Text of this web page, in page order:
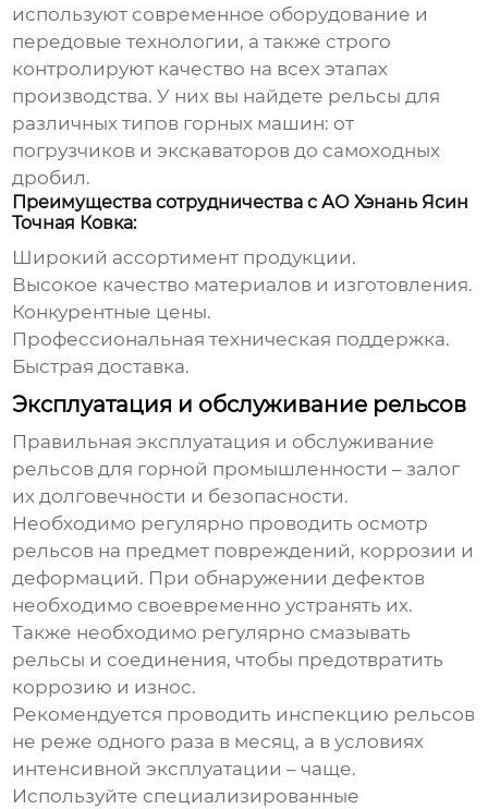
используют современное оборудование и
передовые технологии, а также строго
контролируют качество на всех этапах
производства. У них вы найдете рельсы для
различных типов горных машин: от
погрузчиков и экскаваторов до самоходных
дробил.
Преимущества сотрудничества с АО Хэнань Ясин
Точная Ковка:
Широкий ассортимент продукции.
Высокое качество материалов и изготовления.
Конкурентные цены.
Профессиональная техническая поддержка.
Быстрая доставка.
Эксплуатация и обслуживание рельсов
Правильная эксплуатация и обслуживание
рельсов для горной промышленности – залог
их долговечности и безопасности.
Необходимо регулярно проводить осмотр
рельсов на предмет повреждений, коррозии и
деформаций. При обнаружении дефектов
необходимо своевременно устранять их.
Также необходимо регулярно смазывать
рельсы и соединения, чтобы предотвратить
коррозию и износ.
Рекомендуется проводить инспекцию рельсов
не реже одного раза в месяц, а в условиях
интенсивной эксплуатации – чаще.
Используйте специализированные